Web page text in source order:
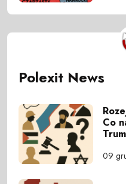
Polexit News
Co
09